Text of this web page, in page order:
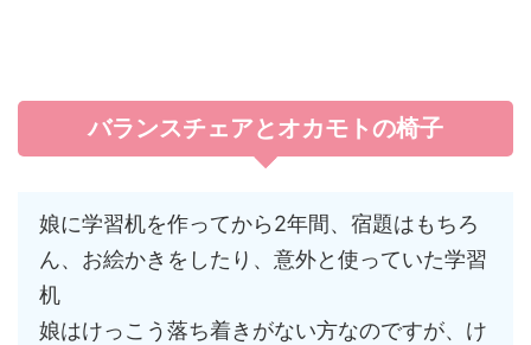
バランスチェアとオカモトの椅子
娘に学習机を作ってから2年間、宿題はもちろ
ん、お絵かきをしたり、意外と使っていた学習
机
娘はけっこう落ち着きがない方なのですが、け